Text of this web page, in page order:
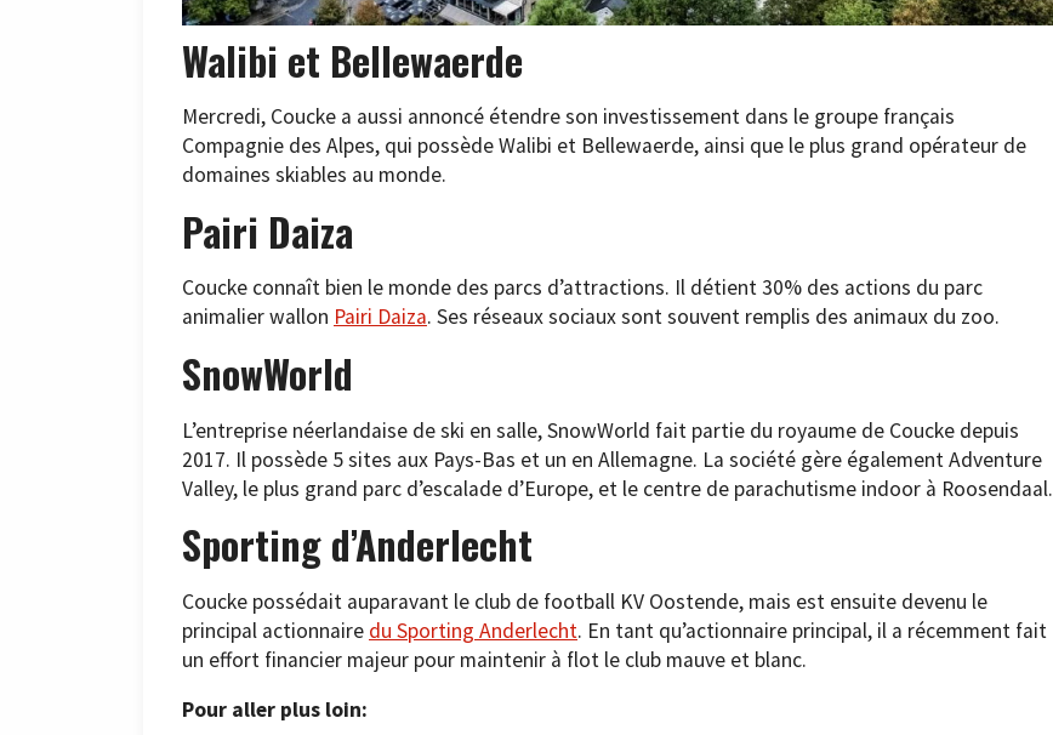
Walibi et Bellewaerde
Mercredi, Coucke a aussi annoncé étendre son investissement dans le groupe français
Compagnie des Alpes, qui possède Walibi et Bellewaerde, ainsi que le plus grand opérateur de
domaines skiables au monde.
Pairi Daiza
Coucke connaît bien le monde des parcs d’attractions. Il détient 30% des actions du parc
animalier wallon Pairi Daiza. Ses réseaux sociaux sont souvent remplis des animaux du zoo.
SnowWorld
L’entreprise néerlandaise de ski en salle, SnowWorld fait partie du royaume de Coucke depuis
2017. Il possède 5 sites aux Pays-Bas et un en Allemagne. La société gère également Adventure
Valley, le plus grand parc d’escalade d’Europe, et le centre de parachutisme indoor à Roosendaal.
Sporting d’Anderlecht
Coucke possédait auparavant le club de football KV Oostende, mais est ensuite devenu le
principal actionnaire du Sporting Anderlecht. En tant qu’actionnaire principal, il a récemment fait
un effort financier majeur pour maintenir à flot le club mauve et blanc.
Pour aller plus loin: